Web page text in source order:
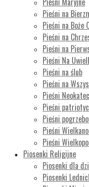
Pieśni na
Pieśni na Boże
Pieśni na
Pieśni na
Pieśni Na
Pieśni na ślub
Pieśni na
Pieśni
Pieśni
Pieśni
Pieśni
Pieśni
Piosenki Religijne
Piosenki dla
Piosenki